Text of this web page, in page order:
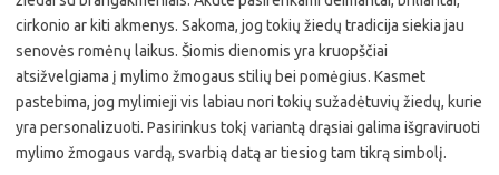
cirkonio ar kiti akmenys. Sakoma, jog tokių žiedų tradicija siekia jau
senovės romėnų laikus. Šiomis dienomis yra kruopščiai
atsižvelgiama į mylimo žmogaus stilių bei pomėgius. Kasmet
pastebima, jog mylimieji vis labiau nori tokių sužadėtuvių žiedų, kurie
yra personalizuoti. Pasirinkus tokį variantą drąsiai galima išgraviruoti
mylimo žmogaus vardą, svarbią datą ar tiesiog tam tikrą simbolį.